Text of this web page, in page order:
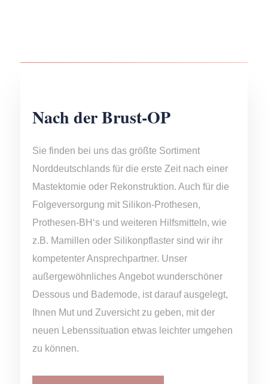
Nach der Brust-OP
Sie finden bei uns das größte Sortiment
Norddeutschlands für die erste Zeit nach einer
Mastektomie oder Rekonstruktion. Auch für die
Folgeversorgung mit Silikon-Prothesen,
Prothesen-BH‘s und weiteren Hilfsmitteln, wie
z.B. Mamillen oder Silikonpflaster sind wir ihr
kompetenter Ansprechpartner. Unser
außergewöhnliches Angebot wunderschöner
Dessous und Bademode, ist darauf ausgelegt,
Ihnen Mut und Zuversicht zu geben, mit der
neuen Lebenssituation etwas leichter umgehen
zu können.